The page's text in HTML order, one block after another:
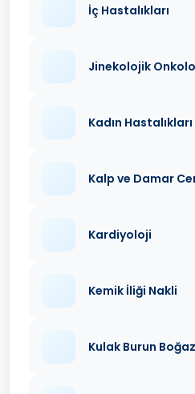
İç Hastalıkları
Jinekolojik
Kadın
Kalp ve Damar
Kardiyoloji
Kemik İliği Nakli
Kulak Burun Boğaz